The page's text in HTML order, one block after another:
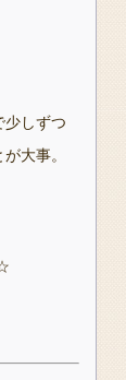
少しずつ
大事。